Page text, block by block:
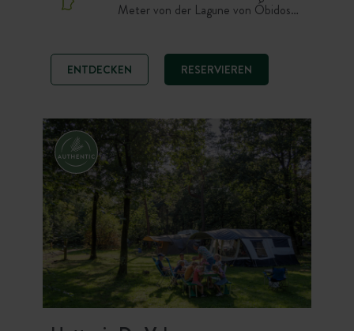
Meter von der Lagune von Óbidos
maritimen Aktivurlaub und
Wassersport. Surfcamp-Feeling
garantiert!
ENTDECKEN RESERVIEREN